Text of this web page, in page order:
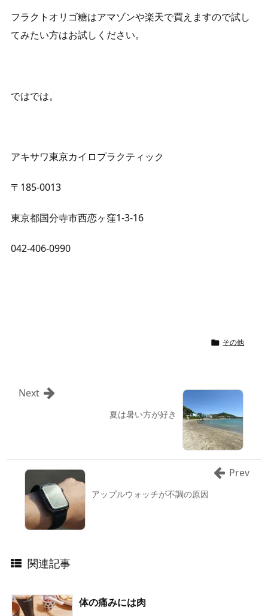
フラクトオリゴ糖はアマゾンや楽天で買えますので試し
てみたい方はお試しください。
ではでは。
アキサワ東京カイロプラクティック
〒185-0013
東京都国分寺市西恋ヶ窪1-3-16
042-406-0990
 その他
夏は暑い方が好き
Next
アップルウォッチが不調の原因
Prev
関連記事
体の痛みには肉